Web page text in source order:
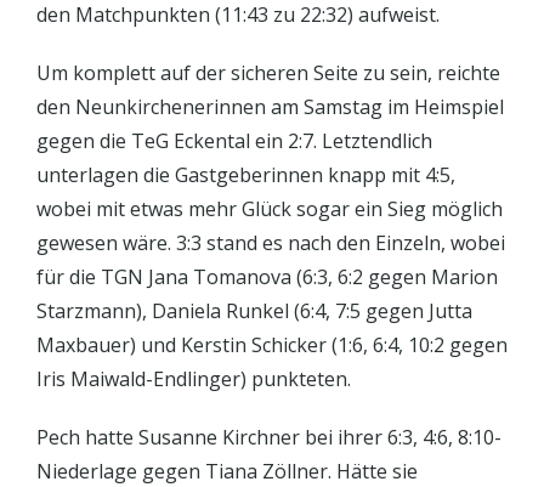
den Matchpunkten (11:43 zu 22:32) aufweist.
Um komplett auf der sicheren Seite zu sein, reichte
den Neunkirchenerinnen am Samstag im Heimspiel
gegen die TeG Eckental ein 2:7. Letztendlich
unterlagen die Gastgeberinnen knapp mit 4:5,
wobei mit etwas mehr Glück sogar ein Sieg möglich
gewesen wäre. 3:3 stand es nach den Einzeln, wobei
für die TGN Jana Tomanova (6:3, 6:2 gegen Marion
Starzmann), Daniela Runkel (6:4, 7:5 gegen Jutta
Maxbauer) und Kerstin Schicker (1:6, 6:4, 10:2 gegen
Iris Maiwald-Endlinger) punkteten.
Pech hatte Susanne Kirchner bei ihrer 6:3, 4:6, 8:10-
Niederlage gegen Tiana Zöllner. Hätte sie